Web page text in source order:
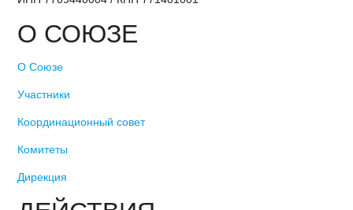
О СОЮЗЕ
О Союзе
Участники
Координационный совет
Комитеты
Дирекция